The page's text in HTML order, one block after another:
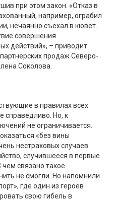
при этом закон. «Отказ в
например, ограбил
нечаянно съехал в кювет.
совершения
действий», – приводит
продаж Северо-
Соколова.
в правилах всех
справедливо. Но, к
не ограничивается.
«без вины
нестраховых случаев
случившееся в первые
чем связано такое
не смогли. Но напомнили
где один из героев
свою гибель в